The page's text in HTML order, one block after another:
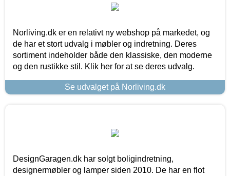
Norliving.dk er en relativt ny webshop på markedet, og
de har et stort udvalg i møbler og indretning. Deres
sortiment indeholder både den klassiske, den moderne
og den rustikke stil. Klik her for at se deres udvalg.
Se udvalget på Norliving.dk
DesignGaragen.dk har solgt boligindretning,
designermøbler og lamper siden 2010. De har en flot